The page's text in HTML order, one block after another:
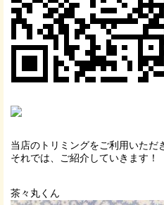
当店のトリミングをご利用いただ
それでは、ご紹介していきます！
茶々丸くん